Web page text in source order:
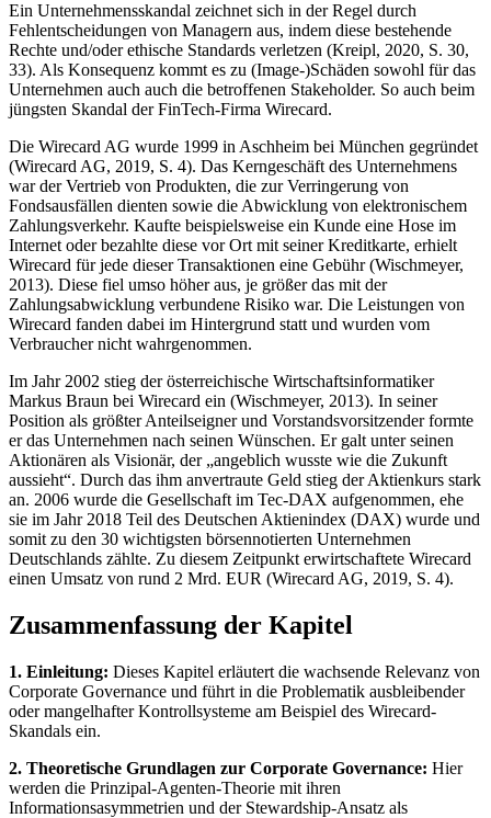
Ein Unternehmensskandal zeichnet sich in der Regel durch
Fehlentscheidungen von Managern aus, indem diese bestehende
Rechte und/oder ethische Standards verletzen (Kreipl, 2020, S. 30,
33). Als Konsequenz kommt es zu (Image-)Schäden sowohl für das
Unternehmen auch auch die betroffenen Stakeholder. So auch beim
jüngsten Skandal der FinTech-Firma Wirecard.
Die Wirecard AG wurde 1999 in Aschheim bei München gegründet
(Wirecard AG, 2019, S. 4). Das Kerngeschäft des Unternehmens
war der Vertrieb von Produkten, die zur Verringerung von
Fondsausfällen dienten sowie die Abwicklung von elektronischem
Zahlungsverkehr. Kaufte beispielsweise ein Kunde eine Hose im
Internet oder bezahlte diese vor Ort mit seiner Kreditkarte, erhielt
Wirecard für jede dieser Transaktionen eine Gebühr (Wischmeyer,
2013). Diese fiel umso höher aus, je größer das mit der
Zahlungsabwicklung verbundene Risiko war. Die Leistungen von
Wirecard fanden dabei im Hintergrund statt und wurden vom
Verbraucher nicht wahrgenommen.
Im Jahr 2002 stieg der österreichische Wirtschaftsinformatiker
Markus Braun bei Wirecard ein (Wischmeyer, 2013). In seiner
Position als größter Anteilseigner und Vorstandsvorsitzender formte
er das Unternehmen nach seinen Wünschen. Er galt unter seinen
Aktionären als Visionär, der „angeblich wusste wie die Zukunft
aussieht“. Durch das ihm anvertraute Geld stieg der Aktienkurs stark
an. 2006 wurde die Gesellschaft im Tec-DAX aufgenommen, ehe
sie im Jahr 2018 Teil des Deutschen Aktienindex (DAX) wurde und
somit zu den 30 wichtigsten börsennotierten Unternehmen
Deutschlands zählte. Zu diesem Zeitpunkt erwirtschaftete Wirecard
einen Umsatz von rund 2 Mrd. EUR (Wirecard AG, 2019, S. 4).
Zusammenfassung der Kapitel
1. Einleitung: Dieses Kapitel erläutert die wachsende Relevanz von
Corporate Governance und führt in die Problematik ausbleibender
oder mangelhafter Kontrollsysteme am Beispiel des Wirecard-
Skandals ein.
2. Theoretische Grundlagen zur Corporate Governance: Hier
werden die Prinzipal-Agenten-Theorie mit ihren
Informationsasymmetrien und der Stewardship-Ansatz als